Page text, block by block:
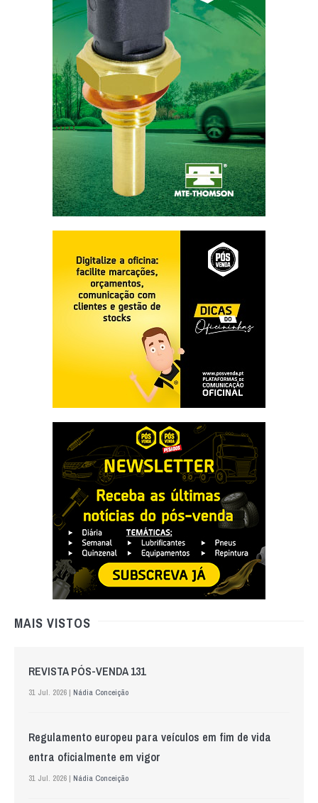
MAIS VISTOS
REVISTA PÓS-VENDA 131
31 Jul. 2026 | Nádia Conceição
Regulamento europeu para veículos em fim de vida
entra oficialmente em vigor
31 Jul. 2026 | Nádia Conceição